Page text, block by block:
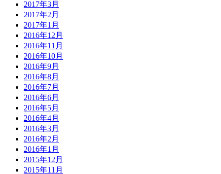
2017年3月
2017年2月
2017年1月
2016年12月
2016年11月
2016年10月
2016年9月
2016年8月
2016年7月
2016年6月
2016年5月
2016年4月
2016年3月
2016年2月
2016年1月
2015年12月
2015年11月